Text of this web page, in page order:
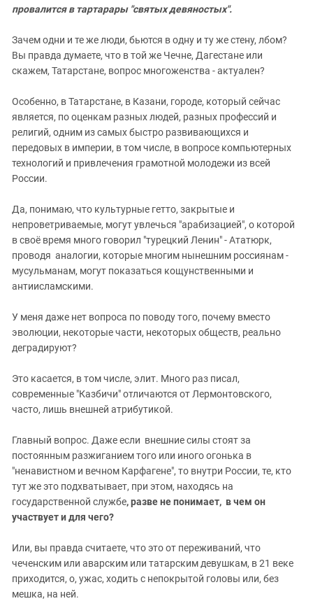
провалится в тартарары "святых девяностых".
Зачем одни и те же люди, бьются в одну и ту же стену, лбом?
Вы правда думаете, что в той же Чечне, Дагестане или
скажем, Татарстане, вопрос многоженства - актуален?
Особенно, в Татарстане, в Казани, городе, который сейчас
является, по оценкам разных людей, разных профессий и
религий, одним из самых быстро развивающихся и
передовых в империи, в том числе, в вопросе компьютерных
технологий и привлечения грамотной молодежи из всей
России.
Да, понимаю, что культурные гетто, закрытые и
непроветриваемые, могут увлечься "арабизацией", о которой
в своё время много говорил "турецкий Ленин" - Ататюрк,
проводя аналогии, которые многим нынешним россиянам -
мусульманам, могут показаться кощунственными и
антиисламскими.
У меня даже нет вопроса по поводу того, почему вместо
эволюции, некоторые части, некоторых обществ, реально
деградируют?
Это касается, в том числе, элит. Много раз писал,
современные "Казбичи" отличаются от Лермонтовского,
часто, лишь внешней атрибутикой.
Главный вопрос. Даже если внешние силы стоят за
постоянным разжиганием того или иного огонька в
"ненавистном и вечном Карфагене", то внутри России, те, кто
тут же это подхватывает, при этом, находясь на
государственной службе, разве не понимает, в чем он
участвует и для чего?
Или, вы правда считаете, что это от переживаний, что
чеченским или аварским или татарским девушкам, в 21 веке
приходится, о, ужас, ходить с непокрытой головы или, без
мешка, на ней.